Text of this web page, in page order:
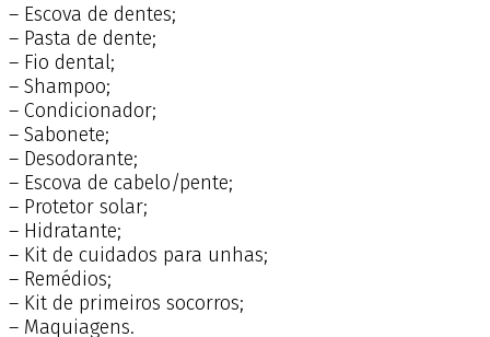
– Escova de dentes;
– Pasta de dente;
– Fio dental;
– Shampoo;
– Condicionador;
– Sabonete;
– Desodorante;
– Escova de cabelo/pente;
– Protetor solar;
– Hidratante;
– Kit de cuidados para unhas;
– Remédios;
– Kit de primeiros socorros;
– Maquiagens.